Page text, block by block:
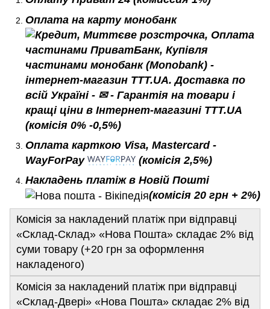
Оплата на карту монобанк
(комісія 0% -0,5%)
Оплата карткою Visa, Mastercard -
WayForPay
(комісія 2,5%)
Накладень платіж в Новій Пошті
(комісія 20 грн + 2%)
Комісія за накладений платіж при відправці
«Склад-Склад» «Нова Пошта» складає 2% від
суми товару (+20 грн за оформлення
накладеного)
Комісія за накладений платіж при відправці
«Склад-Двері» «Нова Пошта» складає 2% від